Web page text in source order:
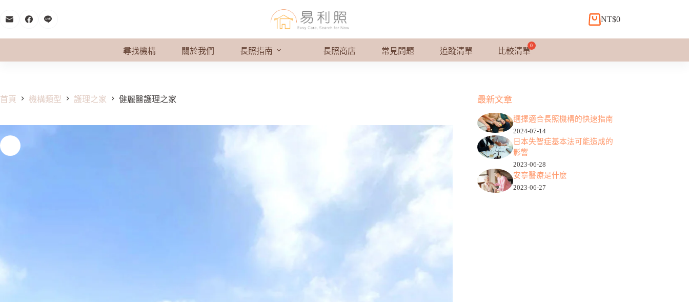
至
購
物
NT$0
尋找機構 關於我們 長照指南 長照商店 常見問題 追蹤清單 比較清單
首頁 機構類型 護理之家 健麗醫護理之家 最新文章
選擇適合長照機構的快速指南
2024-07-14
日本失智症基本法可能造成的
影響
2023-06-28
安寧醫療是什麼
2023-06-27